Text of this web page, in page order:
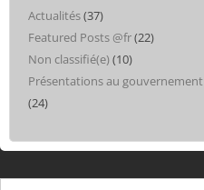
Actualités(37)
Featured Posts @fr(22)
Non classifié(e)(10)
Présentations au gouvernement
(24)